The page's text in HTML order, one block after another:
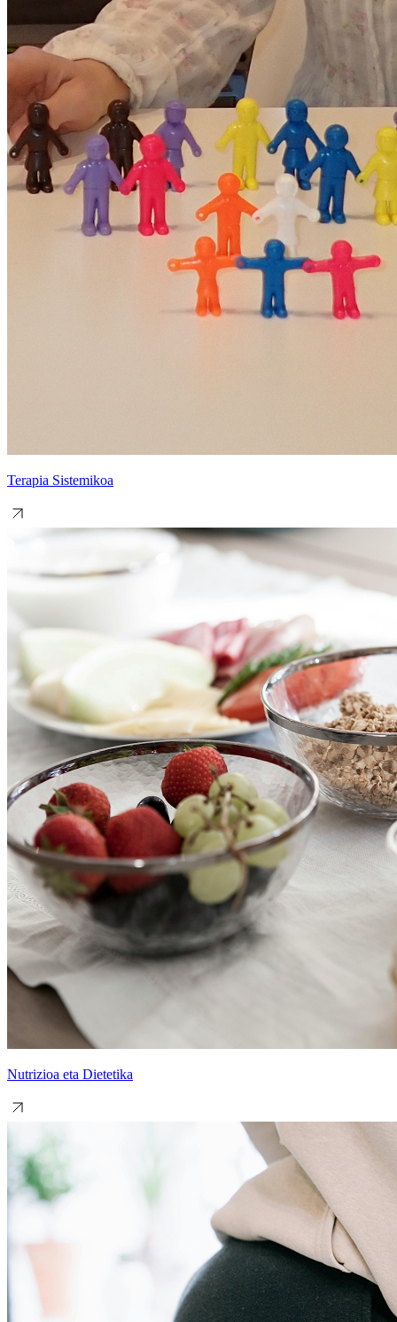
Terapia Sistemikoa
Nutrizioa eta Dietetika